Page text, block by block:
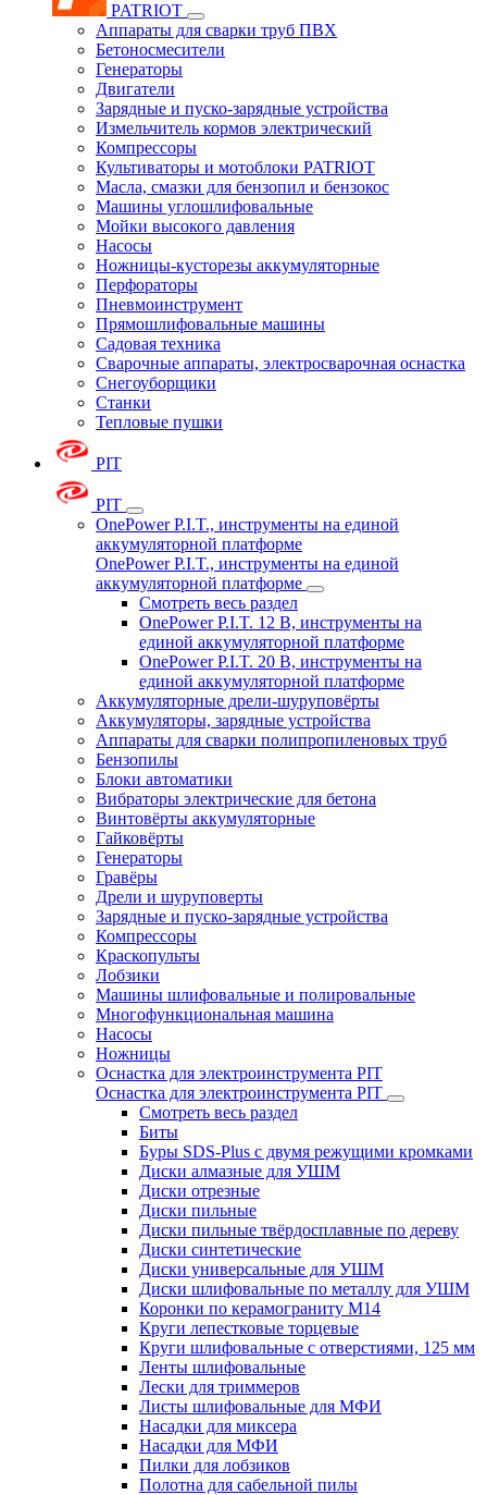
PATRIOT
Аппараты для сварки труб ПВХ
Бетоносмесители
Генераторы
Двигатели
Зарядные и пуско-зарядные устройства
Измельчитель кормов электрический
Компрессоры
Культиваторы и мотоблоки PATRIOT
Масла, смазки для бензопил и бензокос
Машины углошлифовальные
Мойки высокого давления
Насосы
Ножницы-кусторезы аккумуляторные
Перфораторы
Пневмоинструмент
Прямошлифовальные машины
Садовая техника
Сварочные аппараты, электросварочная оснастка
Снегоуборщики
Станки
Тепловые пушки
PIT
PIT
OnePower P.I.T., инструменты на единой
аккумуляторной платформе
OnePower P.I.T., инструменты на единой
аккумуляторной платформе
Смотреть весь раздел
OnePower P.I.T. 12 В, инструменты на
единой аккумуляторной платформе
OnePower P.I.T. 20 В, инструменты на
единой аккумуляторной платформе
Аккумуляторные дрели-шуруповёрты
Аккумуляторы, зарядные устройства
Аппараты для сварки полипропиленовых труб
Бензопилы
Блоки автоматики
Вибраторы электрические для бетона
Винтовёрты аккумуляторные
Гайковёрты
Генераторы
Гравёры
Дрели и шуруповерты
Зарядные и пуско-зарядные устройства
Компрессоры
Краскопульты
Лобзики
Машины шлифовальные и полировальные
Многофункциональная машина
Насосы
Ножницы
Оснастка для электроинструмента PIT
Оснастка для электроинструмента PIT
Смотреть весь раздел
Биты
Буры SDS-Plus c двумя режущими кромками
Диски алмазные для УШМ
Диски отрезные
Диски пильные
Диски пильные твёрдосплавные по дереву
Диски синтетические
Диски универсальные для УШМ
Диски шлифовальные по металлу для УШМ
Коронки по керамограниту M14
Круги лепестковые торцевые
Круги шлифовальные с отверстиями, 125 мм
Ленты шлифовальные
Лески для триммеров
Листы шлифовальные для МФИ
Насадки для миксера
Насадки для МФИ
Пилки для лобзиков
Полотна для сабельной пилы